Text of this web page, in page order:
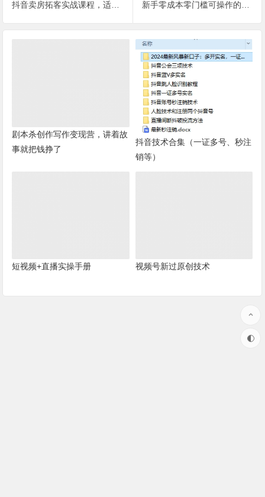
剧本杀创作写作变现营，讲着故
事就把钱挣了
抖音技术合集（一证多号、秒注
销等）
短视频+直播实操手册 视频号新过原创技术